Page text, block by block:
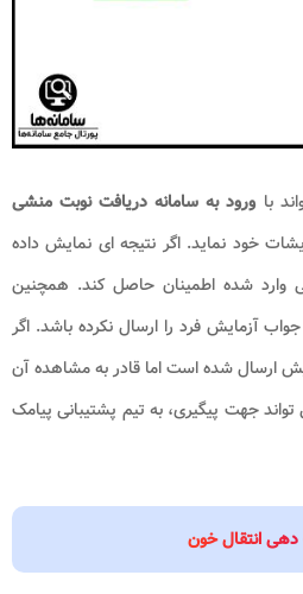
با ورود به سامانه دریافت نوبت منشی
خود نماید. اگر نتیجه ای نمایش داده
وارد شده اطمینان حاصل کند. همچنین
آزمایش فرد را ارسال نکرده باشد. اگر
ارسال شده است اما قادر به مشاهده آن
جهت پیگیری، به تیم پشتیبانی پیامک
دهی انتقال خون